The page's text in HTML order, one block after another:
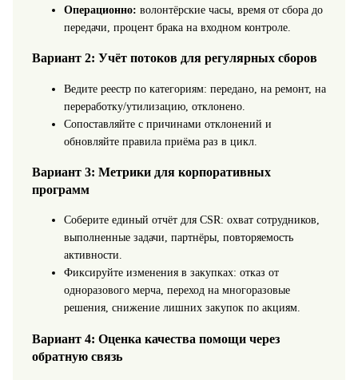
Операционно: волонтёрские часы, время от сбора до
передачи, процент брака на входном контроле.
Вариант 2: Учёт потоков для регулярных сборов
Ведите реестр по категориям: передано, на ремонт, на
переработку/утилизацию, отклонено.
Сопоставляйте с причинами отклонений и
обновляйте правила приёма раз в цикл.
Вариант 3: Метрики для корпоративных
программ
Соберите единый отчёт для CSR: охват сотрудников,
выполненные задачи, партнёры, повторяемость
активности.
Фиксируйте изменения в закупках: отказ от
одноразового мерча, переход на многоразовые
решения, снижение лишних закупок по акциям.
Вариант 4: Оценка качества помощи через
обратную связь